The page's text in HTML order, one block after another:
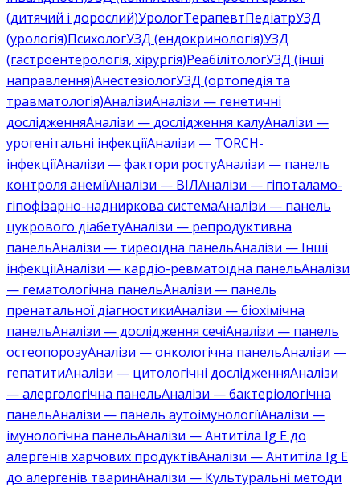
(дитячий і дорослий)УрологТерапевтПедіатрУЗД
(урологія)ПсихологУЗД (ендокринологія)УЗД
(гастроентерологія, хірургія)РеабілітологУЗД (інші
направлення)АнестезіологУЗД (ортопедія та
травматологія)АналізиАналізи — генетичні
дослідженняАналізи — дослідження калуАналізи —
урогенітальні інфекціїАналізи — TORCH-
інфекціїАналізи — фактори ростуАналізи — панель
контроля анеміїАналізи — ВІЛАналізи — гіпоталамо-
гіпофізарно-надниркова системаАналізи — панель
цукрового діабетуАналізи — репродуктивна
панельАналізи — тиреоїдна панельАналізи — Інші
інфекціїАналізи — кардіо-ревматоїдна панельАналізи
— гематологічна панельАналізи — панель
пренатальної діагностикиАналізи — біохімічна
панельАналізи — дослідження сечіАналізи — панель
остеопорозуАналізи — онкологічна панельАналізи —
гепатитиАналізи — цитологічні дослідженняАналізи
— алергологічна панельАналізи — бактеріологічна
панельАналізи — панель аутоімунологіїАналізи —
імунологічна панельАналізи — Антитіла Ig E до
алергенів харчових продуктівАналізи — Антитіла Ig E
до алергенів тваринАналізи — Культуральні методи